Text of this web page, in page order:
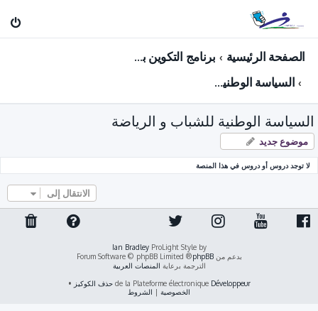
الصفحة الرئيسية
برنامج التكوين بعد الترقية لرتبة: مفتش الشباب و الرياضة ( فرع: الشـــــباب )
السياسة الوطنية للشباب و الرياضة
السياسة الوطنية للشباب و الرياضة
موضوع جديد
لا توجد دروس أو دروس في هذا المنصة
الانتقال إلى
ProLight Style by
Ian Bradley
بدعم منphpBB
® Forum Software © phpBB Limited
الترجمة برعاية المنصات العربية
Développeur
de la Plateforme électronique حذف الكوكيز •
الخصوصية | الشروط